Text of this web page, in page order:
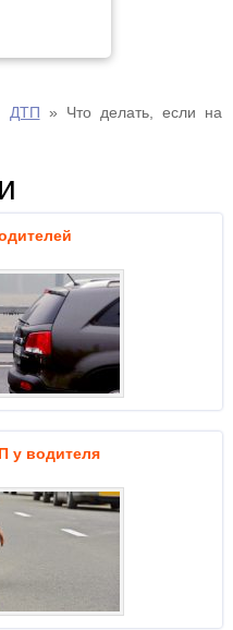
ДТП » Что делать, если на
у водителя